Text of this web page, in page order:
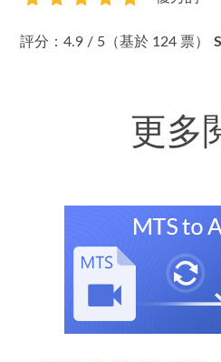
1 5
評分：4.9 / 5（基於 124 票）
更多